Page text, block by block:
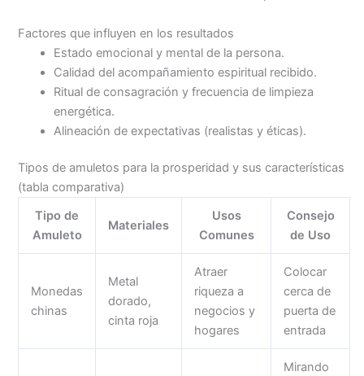
Factores que influyen en los resultados
Estado emocional y mental de la persona.
Calidad del acompañamiento espiritual recibido.
Ritual de consagración y frecuencia de limpieza
energética.
Alineación de expectativas (realistas y éticas).
Tipos de amuletos para la prosperidad y sus características
(tabla comparativa)
Tipo de
Amuleto
Materiales
Usos
Comunes
Consejo
de Uso
Monedas
chinas
Metal
dorado,
cinta roja
Atraer
riqueza a
negocios y
hogares
Colocar
cerca de
puerta de
entrada
Mirando